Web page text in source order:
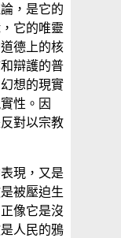
，是它的
它的唯靈
德上的核
辯護的普
想的現實
性。因
對以宗教
現，又是
被壓迫生
像它是沒
人民的鴉